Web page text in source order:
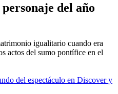
del año
igualitario cuando era
actos del sumo pontífice en el
del espectáculo en Discover y